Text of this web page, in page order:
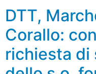
DTT,
Corallo:
richiesta